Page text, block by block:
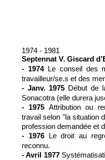
1974 - 1981
Septennat V. Giscard
- 1974Le conseil des
travailleur/se.s et des
- Janv. 1975Début de
Sonacotra (elle durera
- 1975 Attribution ou
travail selon "la situation
profession demandée et
- 1976Le droit au
reconnu.
- Avril 1977